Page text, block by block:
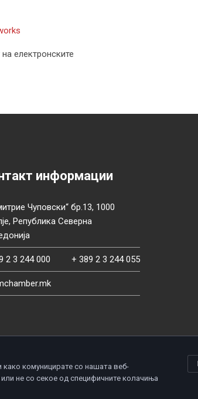
електронските
информации
Чуповски“ бр.13, 1000
Република Северна
2 3 244 000 + 389 2 3 244 055
Политика за приватност
комуницирате со нашата веб-
не со секое од специфичните колачиња